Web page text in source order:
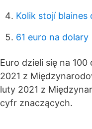
Kolik stojí blaines
61 euro na dolary
Euro dzieli się na
2021 z
luty 2021 z
cyfr znaczących.